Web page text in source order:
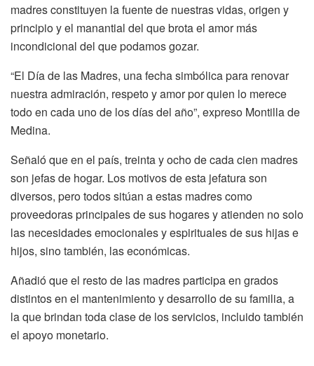
madres constituyen la fuente de nuestras vidas, origen y
principio y el manantial del que brota el amor más
incondicional del que podamos gozar.
“El Día de las Madres, una fecha simbólica para renovar
nuestra admiración, respeto y amor por quien lo merece
todo en cada uno de los días del año”, expreso Montilla de
Medina.
Señaló que en el país, treinta y ocho de cada cien madres
son jefas de hogar. Los motivos de esta jefatura son
diversos, pero todos sitúan a estas madres como
proveedoras principales de sus hogares y atienden no solo
las necesidades emocionales y espirituales de sus hijas e
hijos, sino también, las económicas.
Añadió que el resto de las madres participa en grados
distintos en el mantenimiento y desarrollo de su familia, a
la que brindan toda clase de los servicios, incluido también
el apoyo monetario.